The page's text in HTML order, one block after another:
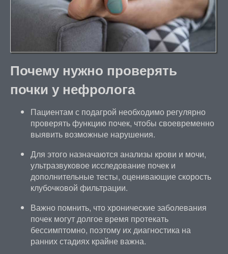
Почему нужно проверять
почки у нефролога
Пациентам с подагрой необходимо регулярно
проверять функцию почек, чтобы своевременно
выявить возможные нарушения.
Для этого назначаются анализы крови и мочи,
ультразвуковое исследование почек и
дополнительные тесты, оценивающие скорость
клубочковой фильтрации.
Важно помнить, что хронические заболевания
почек могут долгое время протекать
бессимптомно, поэтому их диагностика на
ранних стадиях крайне важна.